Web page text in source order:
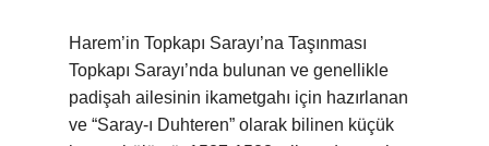
Harem’in Topkapı Sarayı’na Taşınması
Topkapı Sarayı’nda bulunan ve genellikle
padişah ailesinin ikametgahı için hazırlanan
ve “Saray-ı Duhteren” olarak bilinen küçük